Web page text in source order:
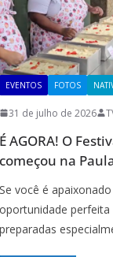
EVENTOS FOTOS
31 de julho de 2026
É AGORA! O
começou na
Se você é
oportunidade perfeita
preparadas